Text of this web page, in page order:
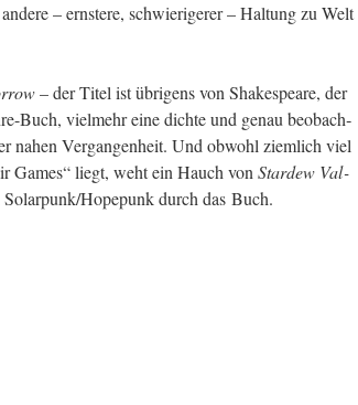
– erns­te­re, schwie­ri­ge­rer – Hal­tung zu Welt
– der Titel ist übri­gens von Shake­speare, der
Buch, viel­mehr eine dich­te und genau beob­ach­
nahen Ver­gan­gen­heit. Und obwohl ziem­lich viel
Games“ liegt, weht ein Hauch von Star­dew Val­
Hopepunk durch das Buch.